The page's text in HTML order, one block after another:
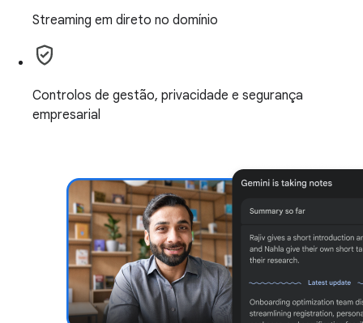
Streaming em direto no domínio
Controlos de gestão, privacidade e segurança
empresarial